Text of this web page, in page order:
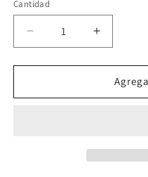
Cantidad
Reducir
cantidad
para
016
Aumentar
cantidad
para
America
016